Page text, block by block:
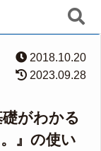
2018.10.20
2023.09.28
がわかる
』の使い